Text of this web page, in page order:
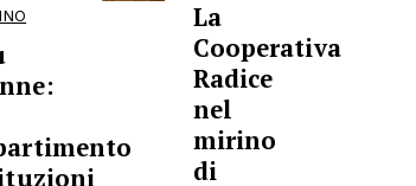
La
Cooperativa
Radice
nel
mirino
di